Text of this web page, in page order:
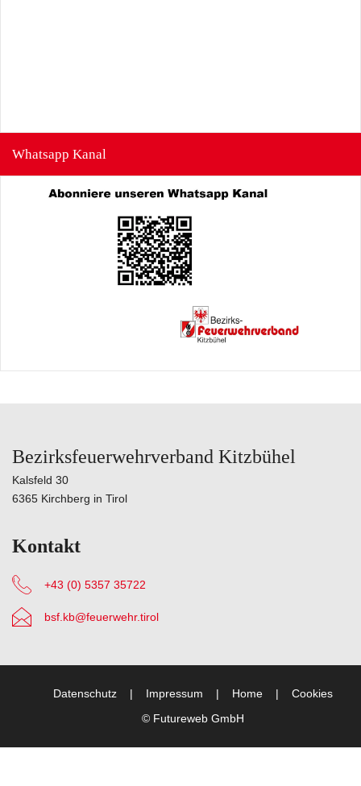
Whatsapp Kanal
Bezirksfeuerwehrverband Kitzbühel
Kalsfeld 30
6365 Kirchberg in Tirol
Kontakt
+43 (0) 5357 35722
bsf.kb@feuerwehr.tirol
© Futureweb GmbH
Datenschutz Impressum Home Cookies